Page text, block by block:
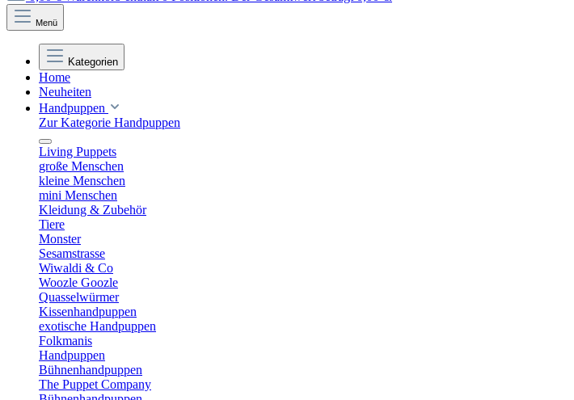
Menü
Kategorien
Home
Neuheiten
Handpuppen
Zur Kategorie Handpuppen
Living Puppets
große Menschen
kleine Menschen
mini Menschen
Kleidung & Zubehör
Tiere
Monster
Sesamstrasse
Wiwaldi & Co
Woozle Goozle
Quasselwürmer
Kissenhandpuppen
exotische Handpuppen
Folkmanis
Handpuppen
Bühnenhandpuppen
The Puppet Company